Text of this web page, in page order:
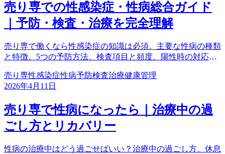
売り専での性感染症・性病総合ガイド
｜予防・検査・治療を完全理解
売り専で働くなら性感染症の知識は必須。主要な性病の種類
と特徴、5つの予防方法、検査項目と頻度、陽性時の対応ま
識を身につけよう。
売り専性感染症性病予防検査治療健康管理
2026年4月11日
売り専で性病になったら｜治療中の過
ごし方とリカバリー
性病の治療中はどう過ごせばいい？治療中の過ごし方、休息